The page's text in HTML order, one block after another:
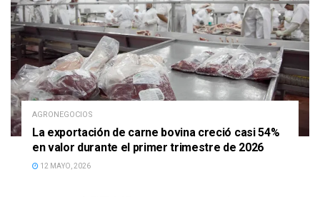
AGRONEGOCIOS
La exportación de carne bovina creció casi 54%
en valor durante el primer trimestre de 2026
12 MAYO, 2026